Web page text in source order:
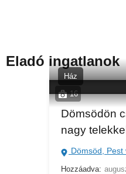
Eladó ingatlanok
16
Ház
Dömsödön
nagy
Dömsöd, Pest
Hozzáadva: